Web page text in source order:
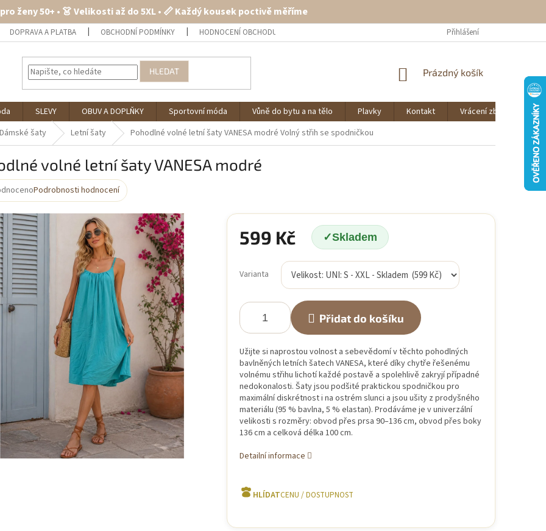
ženy 50+ • 👗 Velikosti až do 5XL • 📏 Každý kousek poctivě měříme
DOPRAVA A PLATBA OBCHODNÍ PODMÍNKY HODNOCENÍ OBCHODU Přihlášení
HLEDAT
NÁKUPNÍ
Prázdný košík
SLEVY OBUV A DOPLŇKY Sportovní móda Vůně do bytu a na tělo Plavky Kontakt Vrácení zboží
O
Dámské šaty Letní šaty Pohodlné volné letní šaty VANESA modré Volný střih se spodničkou
volné letní šaty VANESA modré
Podrobnosti hodnocení
599 Kč Skladem
cena:
Varianta
Přidat do košíku
Užijte si naprostou volnost a sebevědomí v těchto pohodlných
bavlněných letních šatech VANESA, které díky chytře řešenému
volnému střihu lichotí každé postavě a spolehlivě zakryjí případné
nedokonalosti. Šaty jsou podšité praktickou spodničkou pro
maximální diskrétnost i na ostrém slunci a jsou ušity z prodyšného
materiálu (95 % bavlna, 5 % elastan). Prodáváme je v univerzální
velikosti s rozměry: obvod přes prsa 90–136 cm, obvod přes boky
136 cm a celková délka 100 cm.
Detailní informace
HLÍDAT